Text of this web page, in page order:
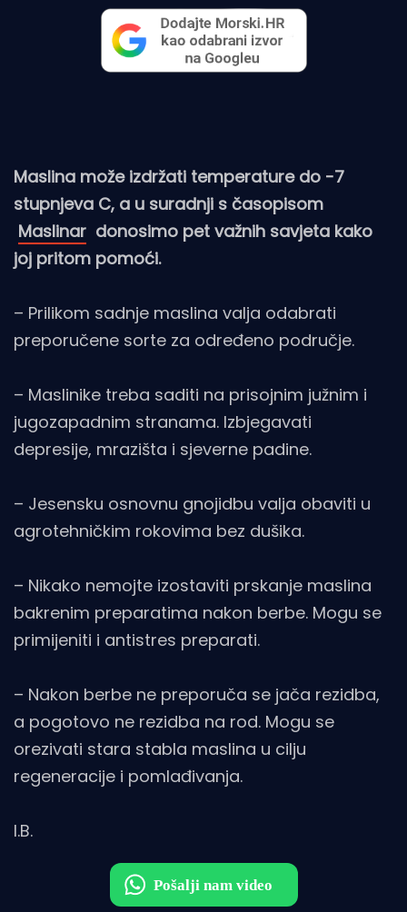
Maslina može izdržati temperature do -7
stupnjeva C, a u suradnji s časopisom
Maslinar donosimo pet važnih savjeta kako
joj pritom pomoći.
– Prilikom sadnje maslina valja odabrati
preporučene sorte za određeno područje.
– Maslinike treba saditi na prisojnim južnim i
jugozapadnim stranama. Izbjegavati
depresije, mrazišta i sjeverne padine.
– Jesensku osnovnu gnojidbu valja obaviti u
agrotehničkim rokovima bez dušika.
– Nikako nemojte izostaviti prskanje maslina
bakrenim preparatima nakon berbe. Mogu se
primijeniti i antistres preparati.
– Nakon berbe ne preporuča se jača rezidba,
a pogotovo ne rezidba na rod. Mogu se
orezivati stara stabla maslina u cilju
regeneracije i pomlađivanja.
I.B.